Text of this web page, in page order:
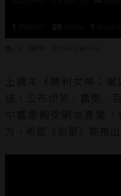
上週末《勝利女神：
送，公布伊芙、蕾雯、
中蕾雯飽受網友喜愛
方，希望《劍星》能推出